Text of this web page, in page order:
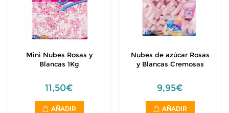
Mini Nubes Rosas y
Blancas 1Kg
11,50€
AÑADIR
Nubes de azúcar Rosas
y Blancas Cremosas
9,95€
AÑADIR